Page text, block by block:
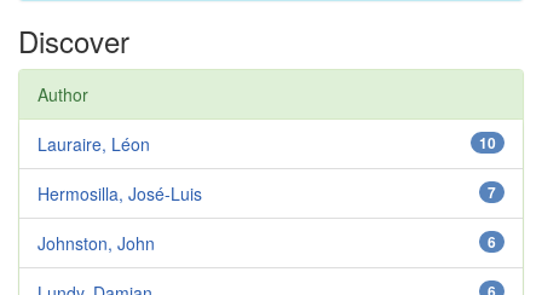
Discover
Author
10
Lauraire, Léon
7
Hermosilla, José-Luis
6
Johnston, John